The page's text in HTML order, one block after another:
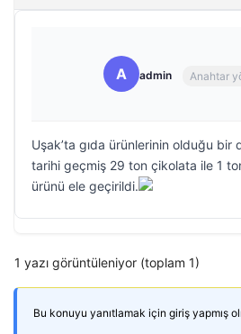
A admin Anahtar
Uşak’ta gıda ürünlerinin olduğu bir
tarihi geçmiş 29 ton çikolata ile 1
ürünü ele geçirildi.
1 yazı görüntüleniyor (toplam 1)
Bu konuyu yanıtlamak için giriş yapmış